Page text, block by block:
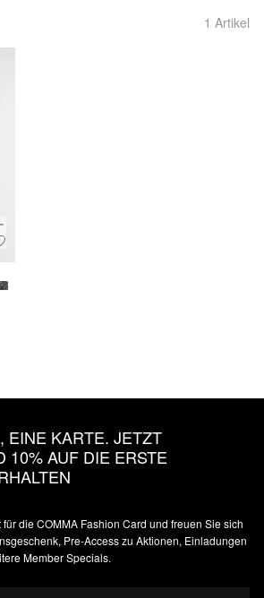
1 Artikel
EINE KARTE. JETZT
10% AUF DIE ERSTE
die COMMA Fashion Card und freuen Sie sich
Pre-Access zu Aktionen, Einladungen
Member Specials.